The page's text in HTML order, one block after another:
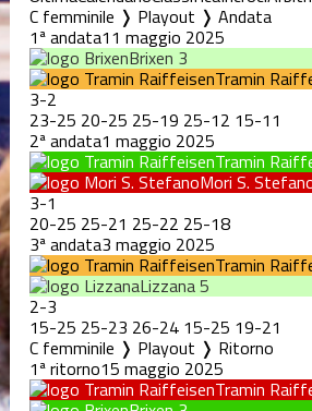
C femminile ❭ Playout ❭ Andata
1ª andata11 maggio 2025
Brixen 3
Tramin
3-2
23-25 20-25 25-19 25-12 15-11
2ª andata1 maggio 2025
Tramin
Mori S.
3-1
20-25 25-21 25-22 25-18
3ª andata3 maggio 2025
Tramin
Lizzana5
2-3
15-25 25-23 26-24 15-25 19-21
C femminile ❭ Playout ❭ Ritorno
1ª ritorno15 maggio 2025
Tramin